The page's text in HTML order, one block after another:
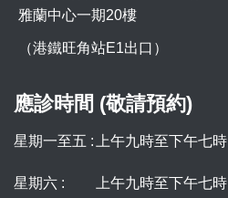
雅蘭中心一期20樓
（港鐵旺角站E1出口）
應診時間 (敬請預約)
星期一至五 : 上午九時至下午七時
星期六 : 上午九時至下午七時